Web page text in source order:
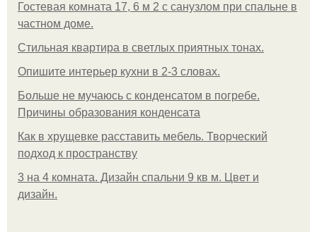
Гостевая комната 17, 6 м 2 с санузлом при спальне в
частном доме.
Стильная квартира в светлых приятных тонах.
Опишите интерьер кухни в 2-3 словах.
Больше не мучаюсь с конденсатом в погребе.
Причины образования конденсата
Как в хрущевке расставить мебель. Творческий
подход к пространству
3 на 4 комната. Дизайн спальни 9 кв м. Цвет и
дизайн.